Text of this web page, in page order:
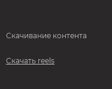
Скачивание контента
Скачать reels